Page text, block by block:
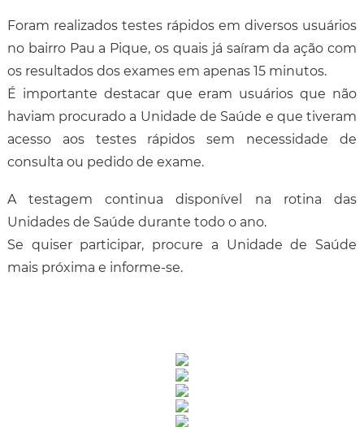
Foram realizados testes rápidos em diversos usuários
no bairro Pau a Pique, os quais já saíram da ação com
os resultados dos exames em apenas 15 minutos.
É importante destacar que eram usuários que não
haviam procurado a Unidade de Saúde e que tiveram
acesso aos testes rápidos sem necessidade de
consulta ou pedido de exame.
A testagem continua disponível na rotina das
Unidades de Saúde durante todo o ano.
Se quiser participar, procure a Unidade de Saúde
mais próxima e informe-se.